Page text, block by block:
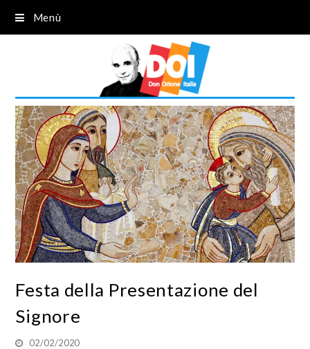
Menù
Festa della Presentazione del
Signore
02/02/2020